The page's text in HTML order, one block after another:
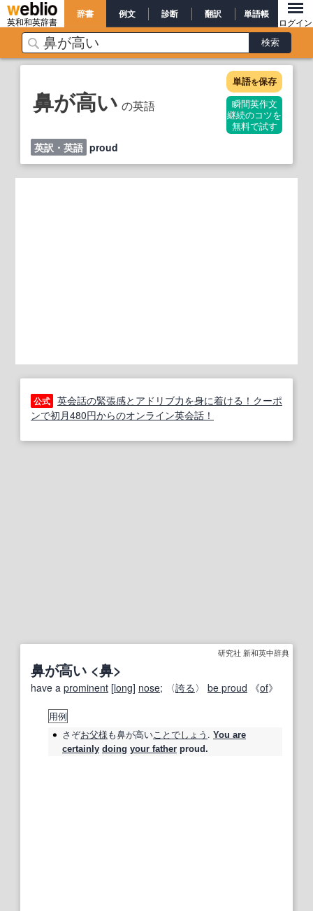
英和和英辞書
辞書 例文 診断 翻訳 単語帳
ログイン
鼻が高い の英語
単語を保存
瞬間英作文
継続のコツを
無料で試す
英訳・英語 proud
公式 英会話の緊張感とアドリブ力を身に着ける！クーポ
ンで初月480円からのオンライン英会話！
研究社 新和英中辞典
鼻が高い <鼻>
have a prominent [long] nose; 〈誇る 〉 be proud 《of》
用例
さぞお父様も鼻が高いことでしょう . You are
certainly doing your father proud.